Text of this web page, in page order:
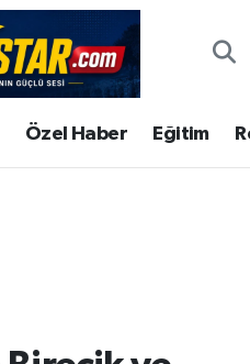
Özel Haber Eğitim